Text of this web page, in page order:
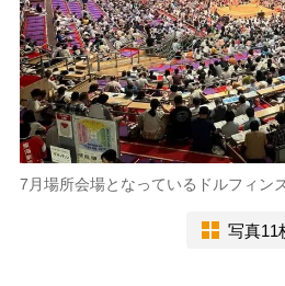
7月場所会場となっているドルフィン
写真11